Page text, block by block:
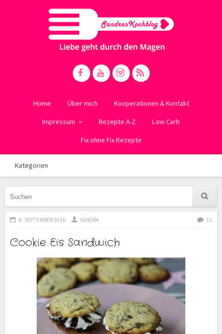
Home Über mich Kooperationen & Kontakt
Impressum Rezepte A-Z Low Carb
Fix ohne Fix Rezepte
Kategorien
8. SEPTEMBER 2016 SANDRA 11
Cookie Eis Sandwich